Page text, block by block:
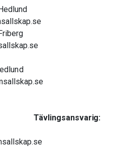
Hedlund
Friberg
Hedlund
Tävlingsansvarig: